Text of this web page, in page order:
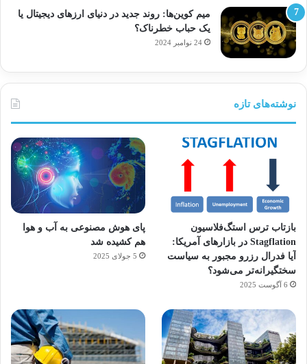
میم کوین‌ها: روند جدید در دنیای ارزهای دیجیتال یا
یک حباب خطرناک؟
24 نوامبر 2024
نوشته‌های تازه
بازتاب ترس استگ‌فلاسیون
Stagflation در بازارهای آمریکا:
آیا فدرال رزرو مجبور به سیاست
سختگیرانه‌تر می‌شود؟
6 آگوست 2025
پای هوش مصنوعی به آب و هوا
هم کشیده شد
5 جولای 2025